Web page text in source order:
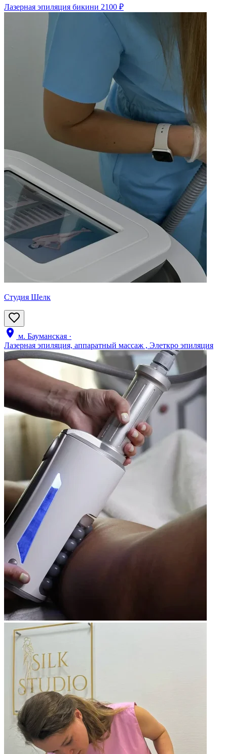
Лазерная эпиляция бикини 2100 ₽
Студия Шелк
м. Бауманская ·
Лазерная эпиляция, аппаратный массаж , Элеткро эпиляция